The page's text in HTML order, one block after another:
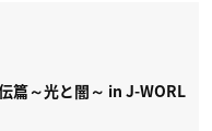
篇～光と闇～ in J-WORL